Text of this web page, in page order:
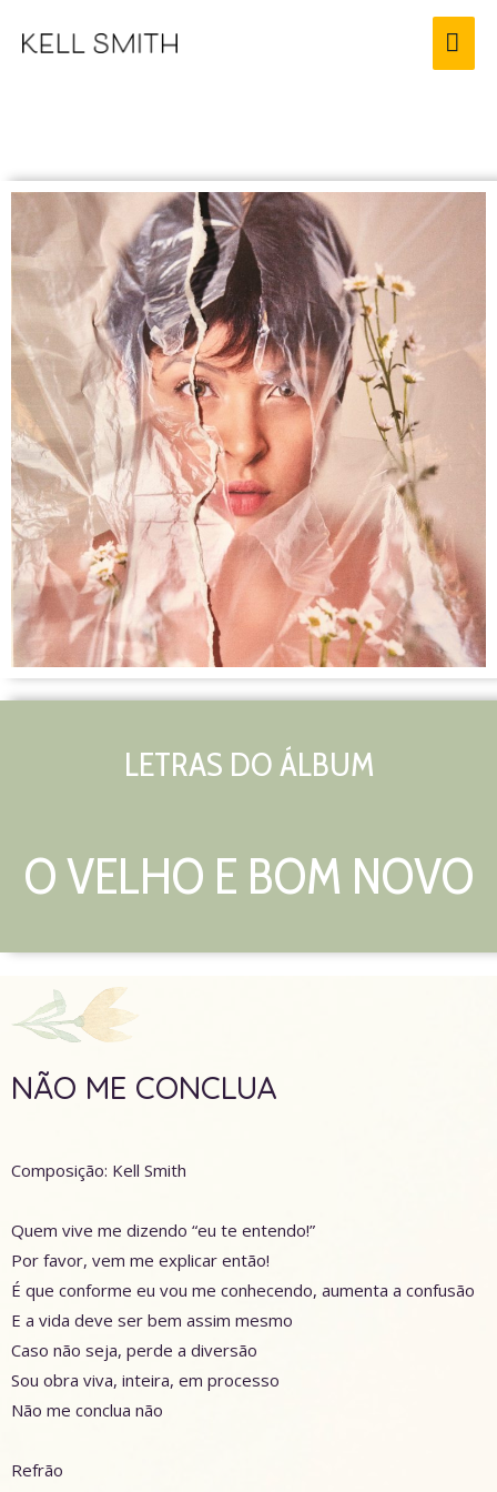
LETRAS DO ÁLBUM
O VELHO E BOM NOVO
NÃO ME CONCLUA
Composição: Kell Smith
Quem vive me dizendo “eu te entendo!”
Por favor, vem me explicar então!
É que conforme eu vou me conhecendo, aumenta a confusão
E a vida deve ser bem assim mesmo
Caso não seja, perde a diversão
Sou obra viva, inteira, em processo
Não me conclua não
Refrão